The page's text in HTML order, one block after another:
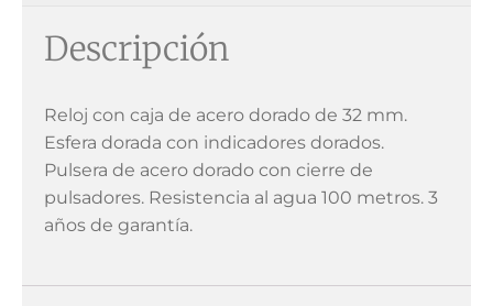
Descripción
Reloj con caja de acero dorado de 32 mm.
Esfera dorada con indicadores dorados.
Pulsera de acero dorado con cierre de
pulsadores. Resistencia al agua 100 metros. 3
años de garantía.